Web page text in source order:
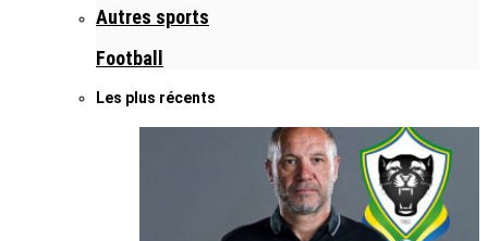
Autres sports
Football
Les plus récents